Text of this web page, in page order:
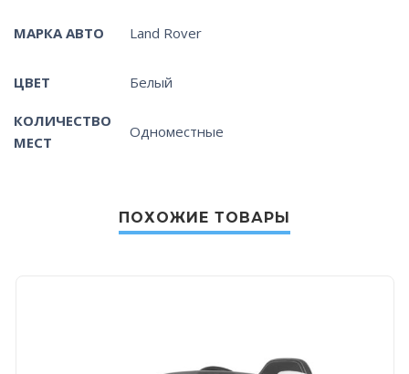
МАРКА АВТО Land Rover
ЦВЕТ Белый
КОЛИЧЕСТВО
МЕСТ
Одноместные
ПОХОЖИЕ ТОВАРЫ